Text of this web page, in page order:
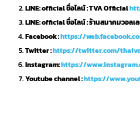
LINE: official ชื่อไลน์ : TVA Official
LINE: official ชื่อไลน์ : ร้านสมาคมวอลเ
Facebook :https://
Twitter :https://twitter.com/
Instagram:https://
Youtube channel :https://